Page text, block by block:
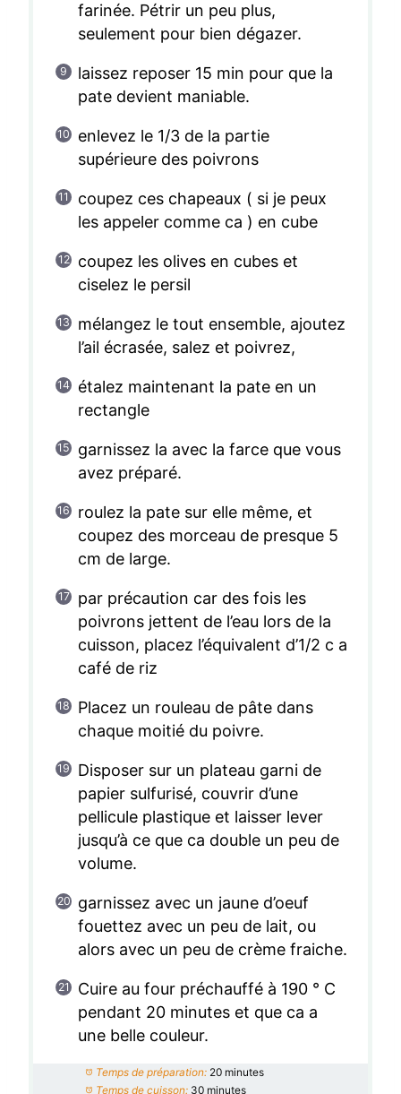
farinée. Pétrir un peu plus,
seulement pour bien dégazer.
laissez reposer 15 min pour que la
pate devient maniable.
enlevez le 1/3 de la partie
supérieure des poivrons
coupez ces chapeaux ( si je peux
les appeler comme ca ) en cube
coupez les olives en cubes et
ciselez le persil
mélangez le tout ensemble, ajoutez
l’ail écrasée, salez et poivrez,
étalez maintenant la pate en un
rectangle
garnissez la avec la farce que vous
avez préparé.
roulez la pate sur elle même, et
coupez des morceau de presque 5
cm de large.
par précaution car des fois les
poivrons jettent de l’eau lors de la
cuisson, placez l’équivalent d’1/2 c a
café de riz
Placez un rouleau de pâte dans
chaque moitié du poivre.
Disposer sur un plateau garni de
papier sulfurisé, couvrir d’une
pellicule plastique et laisser lever
jusqu’à ce que ca double un peu de
volume.
garnissez avec un jaune d’oeuf
fouettez avec un peu de lait, ou
alors avec un peu de crème fraiche.
Cuire au four préchauffé à 190 ° C
pendant 20 minutes et que ca a
une belle couleur.
Temps de préparation: 20 minutes
Temps de cuisson: 30 minutes